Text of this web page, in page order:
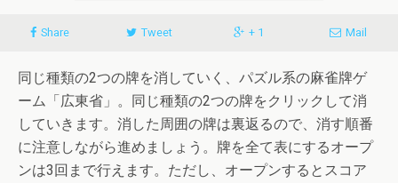
Share Tweet + 1 Mail
同じ種類の2つの牌を消していく、パズル系の麻雀牌ゲ
ーム「広東省」。同じ種類の2つの牌をクリックして消
していきます。消した周囲の牌は裏返るので、消す順番
に注意しながら進めましょう。牌を全て表にするオープ
ンは3回まで行えます。ただし、オープンするとスコア